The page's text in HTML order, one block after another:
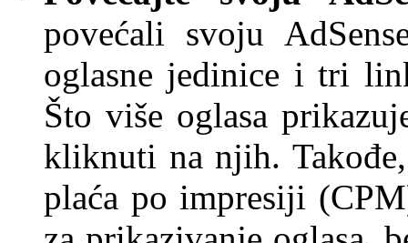
povećali svoju
oglasne jedinice i tri
Što više oglasa
kliknuti na njih.
plaća po impresiji